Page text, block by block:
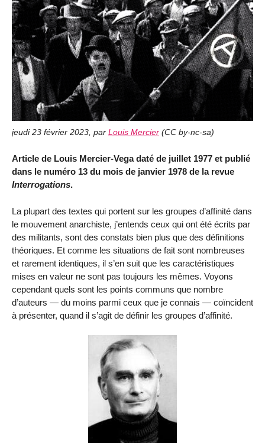
jeudi 23 février 2023, par Louis Mercier (CC by-nc-sa)
Article de Louis Mercier-Vega daté de juillet 1977 et publié
dans le numéro 13 du mois de janvier 1978 de la revue
Interrogations.
La plupart des textes qui portent sur les groupes d’affinité dans
le mouvement anarchiste, j’entends ceux qui ont été écrits par
des militants, sont des constats bien plus que des définitions
théoriques. Et comme les situations de fait sont nombreuses
et rarement identiques, il s’en suit que les caractéristiques
mises en valeur ne sont pas toujours les mêmes. Voyons
cependant quels sont les points communs que nombre
d’auteurs — du moins parmi ceux que je connais — coïncident
à présenter, quand il s’agit de définir les groupes d’affinité.